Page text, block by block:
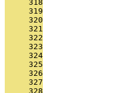
     318
     319
     320
     321
     322
     323
     324
     325
     326
     327
     328